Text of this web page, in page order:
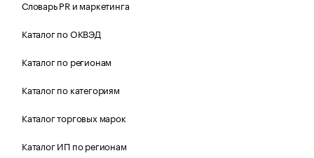
Словарь PR и маркетинга
Каталог по ОКВЭД
Каталог по регионам
Каталог по категориям
Каталог торговых марок
Каталог ИП по регионам